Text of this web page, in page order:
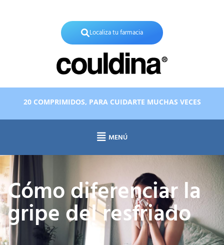
Localiza tu farmacia
20 COMPRIMIDOS, PARA CUIDARTE MUCHAS VECES
MENÚ
Cómo diferenciar la
gripe del resfriado